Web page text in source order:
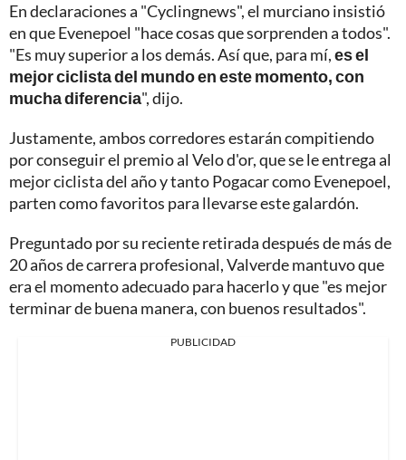
En declaraciones a "Cyclingnews", el murciano insistió
en que Evenepoel "hace cosas que sorprenden a todos".
"Es muy superior a los demás. Así que, para mí,es el
mejor ciclista del mundo en este momento, con
mucha diferencia", dijo.
Justamente, ambos corredores estarán compitiendo
por conseguir el premio al Velo d'or, que se le entrega al
mejor ciclista del año y tanto Pogacar como Evenepoel,
parten como favoritos para llevarse este galardón.
Preguntado por su reciente retirada después de más de
20 años de carrera profesional, Valverde mantuvo que
era el momento adecuado para hacerlo y que "es mejor
terminar de buena manera, con buenos resultados".
PUBLICIDAD